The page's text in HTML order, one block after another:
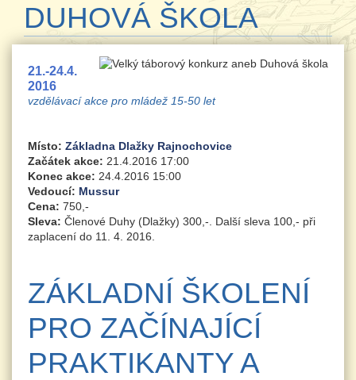
DUHOVÁ ŠKOLA
21.-24.4.
2016
vzdělávací akce pro mládež 15-50 let
Místo: Základna Dlažky Rajnochovice
Začátek akce: 21.4.2016 17:00
Konec akce: 24.4.2016 15:00
Vedoucí: Mussur
Cena: 750,-
Sleva: Členové Duhy (Dlažky) 300,-. Další sleva 100,- při
zaplacení do 11. 4. 2016.
ZÁKLADNÍ ŠKOLENÍ
PRO ZAČÍNAJÍCÍ
PRAKTIKANTY A